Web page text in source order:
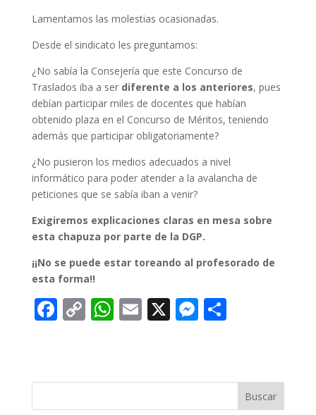
Lamentamos las molestias ocasionadas.
Desde el sindicato les preguntamos:
¿No sabía la Consejería que este Concurso de
Traslados iba a ser diferente a los anteriores, pues
debían participar miles de docentes que habían
obtenido plaza en el Concurso de Méritos, teniendo
además que participar obligatoriamente?
¿No pusieron los medios adecuados a nivel
informático para poder atender a la avalancha de
peticiones que se sabía iban a venir?
Exigiremos explicaciones claras en mesa sobre
esta chapuza por parte de la DGP.
¡¡No se puede estar toreando al profesorado de
esta forma!!
F
b
C
y
W
s
E
l
X M
e
C
p
arBuscar